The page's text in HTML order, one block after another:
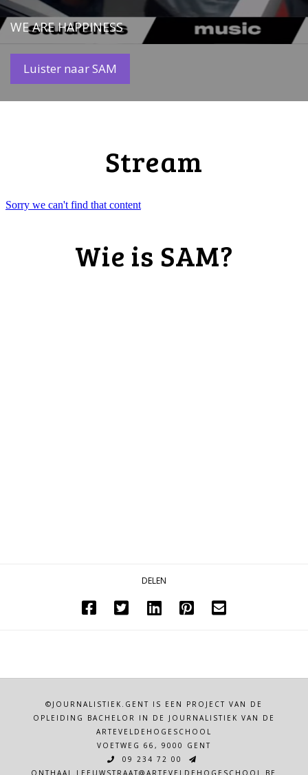
WE ARE HAPPINESS
Luister naar SAM
Stream
Wie is SAM?
DELEN
©JOURNALISTIEK.GENT IS EEN PROJECT VAN DE
OPLEIDING BACHELOR IN DE JOURNALISTIEK VAN DE
ARTEVELDEHOGESCHOOL
VOETWEG 66, 9000 GENT
09 234 72 00